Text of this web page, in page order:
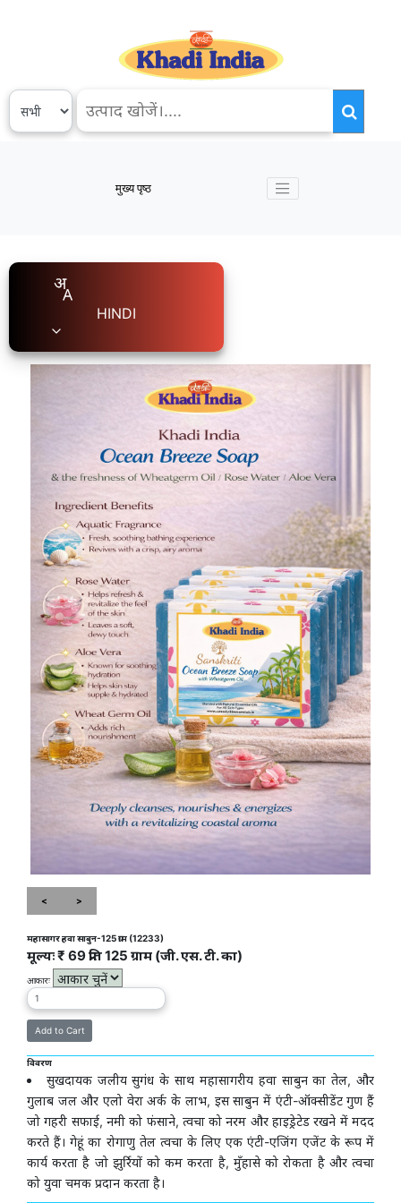
मुख्य पृष्ठ
HINDI
< >
महासागर हवा साबुन-125 ग्राम (12233)
मूल्यः ₹ 69 प्रति 125 ग्राम (जी. एस. टी. का)
आकारः
विवरण
सुखदायक जलीय सुगंध के साथ महासागरीय हवा साबुन का तेल, और
गुलाब जल और एलो वेरा अर्क के लाभ, इस साबुन में एंटी-ऑक्सीडेंट गुण हैं
जो गहरी सफाई, नमी को फंसाने, त्वचा को नरम और हाइड्रेटेड रखने में मदद
करते हैं। गेहूं का रोगाणु तेल त्वचा के लिए एक एंटी-एजिंग एजेंट के रूप में
कार्य करता है जो झुर्रियों को कम करता है, मुँहासे को रोकता है और त्वचा
को युवा चमक प्रदान करता है।